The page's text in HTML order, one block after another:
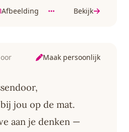
Afbeelding Bekijk
Maak persoonlijk
jou op de mat.
aan je denken —